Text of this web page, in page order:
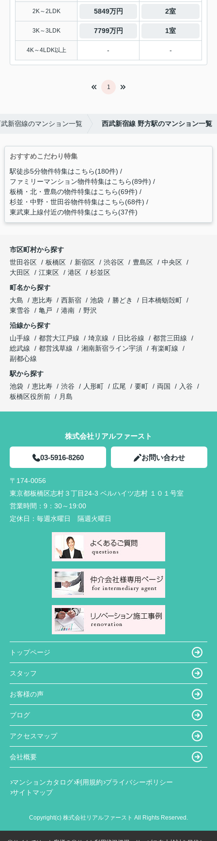
2K～2LDK 5849万円 2室
3K～3LDK 7799万円 1室
4K～4LDK以上 - -
1
新宿線のマンション一覧 西武新宿線 野方駅のマンション一覧
おすすめこだわり特集
駅徒歩5分物件特集はこちら(180件)
ファミリーマンション物件特集はこちら(89件)
板橋・北・豊島の物件特集はこちら(69件)
杉並・中野・世田谷物件特集はこちら(68件)
東武東上線付近の物件特集はこちら(37件)
市区町村から探す
世田谷区
板橋区 新宿区 渋谷区 豊島区
中央区
大田区
江東区 港区
杉並区
町名から探す
大島
恵比寿 西新宿 池袋 勝どき
日本橋蛎殻町
東雪谷
亀戸 港南
野沢
沿線から探す
山手線
都営大江戸線 埼京線 日比谷線
都営三田線
総武線
都営浅草線 湘南新宿ライン宇須
有楽町線
副都心線
駅から探す
池袋
恵比寿 渋谷 人形町 広尾 要町 両国
入谷
板橋区役所前
月島
株式会社リアルファースト
03-5916-8260 お問い合わせ
〒174-0056
東京都板橋区志村３丁目24-3 ベルハイツ志村 １０１号室
営業時間： 9：30～19:00
定休日： 毎週水曜日 隔週火曜日
トップページ
スタッフ
お客様の声
ブログ
アクセスマップ
会社概要
マンションカタログ 利用規約 プライバシーポリシー
サイトマップ
Copyright(c) 株式会社リアルファースト All Rights Reserved.